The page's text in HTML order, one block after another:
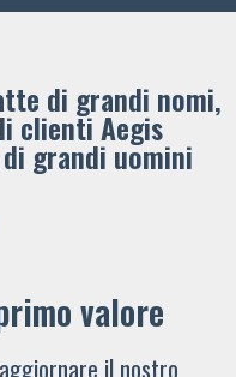
di grandi nomi,
clienti ​Aegis
grandi uomini
valore
il nostro